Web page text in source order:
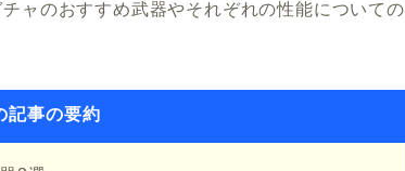
ャのおすすめ武器やそれぞれの性能についての
記事の要約